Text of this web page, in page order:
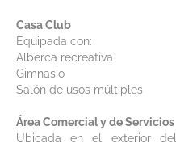
Casa Club
Equipada con:
Alberca recreativa
Gimnasio
Salón de usos múltiples
Área Comercial y de Servicios
Ubicada en el exterior